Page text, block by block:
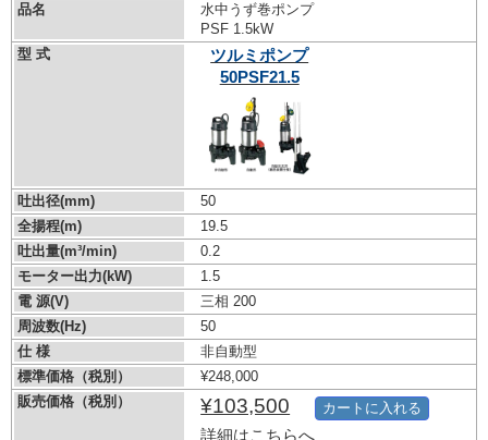
品名
水中うず巻ポンプ
PSF 1.5kW
型 式
ツルミポンプ
50PSF21.5
吐出径(mm)
50
全揚程(m)
19.5
吐出量(m³/min)
0.2
モーター出力(kW)
1.5
電 源(V)
三相 200
周波数(Hz)
50
仕 様
非自動型
標準価格（税別）
¥248,000
販売価格（税別）
¥103,500
詳細はこちらへ
カートに入れる